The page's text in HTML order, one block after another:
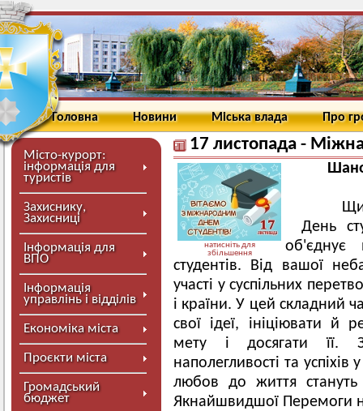
Головна Новини Міська влада Про
Місто-курорт:
інформація для
туристів
Захиснику,
Захисниці
Інформація для
ВПО
Інформація
управлінь і відділів
Економіка міста
Проєкти міста
Громадський
бюджет
17 листопада -
натисніть для
збільшення
День
об'єднує
студентів. Від вашої
участі у суспільних
і країни. У цей складний
свої ідеї, ініціювати й
мету і досягати її.
наполегливості та
любов до життя
Якнайшвидшої Перемоги